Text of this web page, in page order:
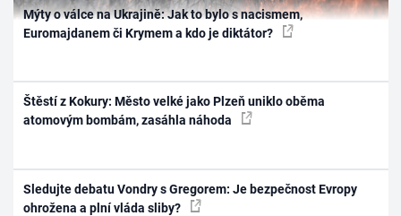
Mýty o válce na Ukrajině: Jak to bylo s nacismem,
Euromajdanem či Krymem a kdo je diktátor?
Štěstí z Kokury: Město velké jako Plzeň uniklo oběma
atomovým bombám, zasáhla náhoda
Sledujte debatu Vondry s Gregorem: Je bezpečnost Evropy
ohrožena a plní vláda sliby?